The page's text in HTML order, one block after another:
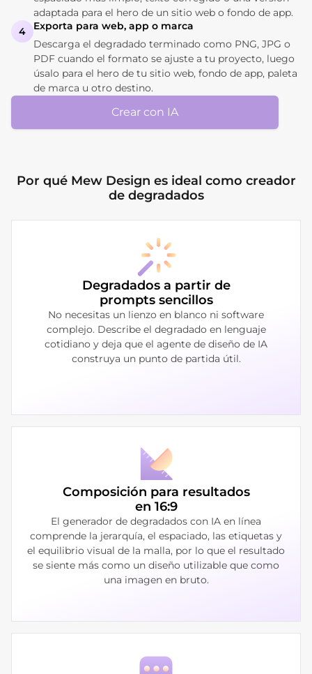
adaptada para el hero de un sitio web o fondo de app.
4
Exporta para web, app o marca
Descarga el degradado terminado como PNG, JPG o
PDF cuando el formato se ajuste a tu proyecto, luego
úsalo para el hero de tu sitio web, fondo de app, paleta
de marca u otro destino.
Crear con IA
Por qué Mew Design es ideal como creador
de degradados
Degradados a partir de
prompts sencillos
No necesitas un lienzo en blanco ni software
complejo. Describe el degradado en lenguaje
cotidiano y deja que el agente de diseño de IA
construya un punto de partida útil.
Composición para resultados
en 16:9
El generador de degradados con IA en línea
comprende la jerarquía, el espaciado, las etiquetas y
el equilibrio visual de la malla, por lo que el resultado
se siente más como un diseño utilizable que como
una imagen en bruto.